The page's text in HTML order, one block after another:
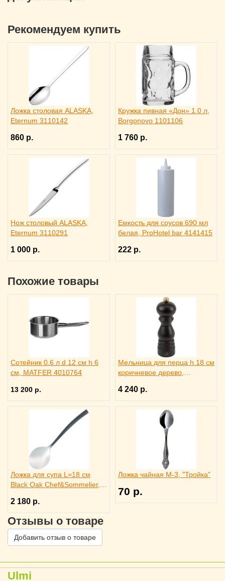
Рекомендуем купить
Ложка столовая ALASKA,
Eternum 3110142
860 р.
Кружка пивная «Дон» 1.0 л,
Borgonovo 1101106
1 760 р.
Нож столовый ALASKA,
Eternum 3110291
1 000 р.
Емкость для соусов 690 мл
белая, ProHotel bar 4141415
222 р.
Похожие товары
Сотейник 0.6 л d 12 см h 6
см, MATFER 4010764
13 200 р.
Мельница для перца h 18 см
коричневое дерево,
PEUGEOT 3172186
4 240 р.
Ложка для супа L=18 см
Black Oak Chef&Sommelier,
2 180 р.
Ложка чайная М-3, "Тройка"
70 р.
Отзывы о товаре
Добавить отзыв о товаре
Ulmi